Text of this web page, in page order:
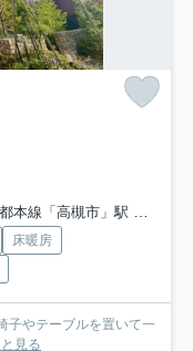
線「高槻市」駅 徒歩18分
床暖房
やテーブルを置いて一
見る